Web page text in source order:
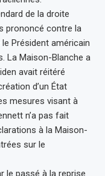
de la droite
prononcé contre la
Président américain
La Maison-Blanche a
avait réitéré
d’un État
mesures visant à
n’a pas fait
à la Maison-
sur le
le passé à la reprise